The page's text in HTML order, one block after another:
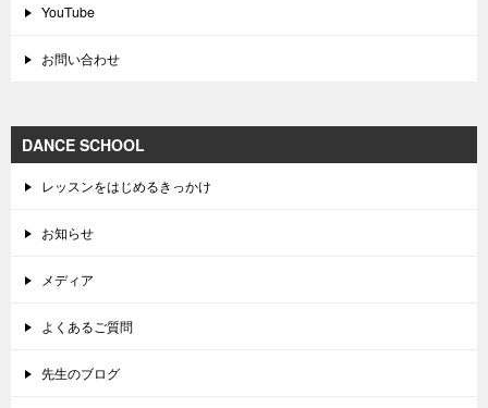
YouTube
お問い合わせ
DANCE SCHOOL
レッスンをはじめるきっかけ
お知らせ
メディア
よくあるご質問
先生のブログ